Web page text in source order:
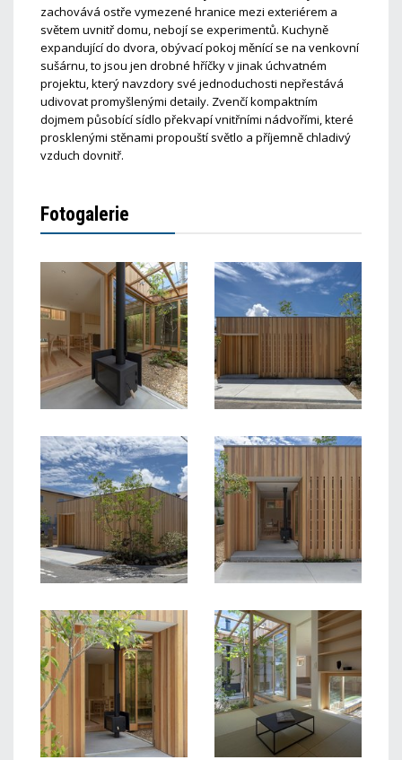
zachovává ostře vymezené hranice mezi exteriérem a
světem uvnitř domu, nebojí se experimentů. Kuchyně
expandující do dvora, obývací pokoj měnící se na venkovní
sušárnu, to jsou jen drobné hříčky v jinak úchvatném
projektu, který navzdory své jednoduchosti nepřestává
udivovat promyšlenými detaily. Zvenčí kompaktním
dojmem působící sídlo překvapí vnitřními nádvořími, které
prosklenými stěnami propouští světlo a příjemně chladivý
vzduch dovnitř.
Fotogalerie